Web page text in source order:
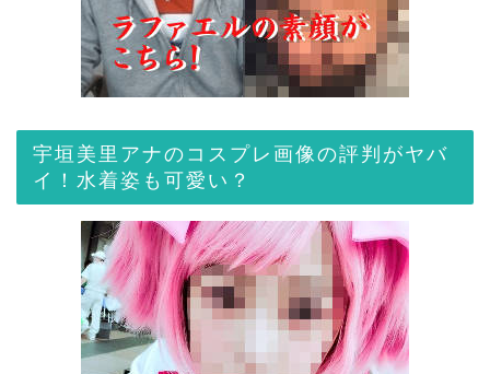
宇垣美里アナのコスプレ画像の評判がヤバ
イ！水着姿も可愛い？